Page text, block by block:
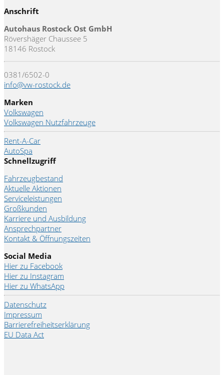
Anschrift
Autohaus Rostock Ost GmbH
Rövershäger Chaussee 5
18146 Rostock
0381/6502-0
info@vw-rostock.de
Marken
Volkswagen
Volkswagen Nutzfahrzeuge
Rent-A-Car
AutoSpa
Schnellzugriff
Fahrzeugbestand
Aktuelle Aktionen
Serviceleistungen
Großkunden
Karriere und Ausbildung
Ansprechpartner
Kontakt & Öffnungszeiten
Social Media
Hier zu Facebook
Hier zu Instagram
Hier zu WhatsApp
Datenschutz
Impressum
Barrierefreiheitserklärung
EU Data Act